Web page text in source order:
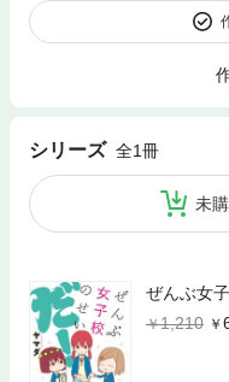
シリーズ 全1冊
未
ぜんぶ女
1,210